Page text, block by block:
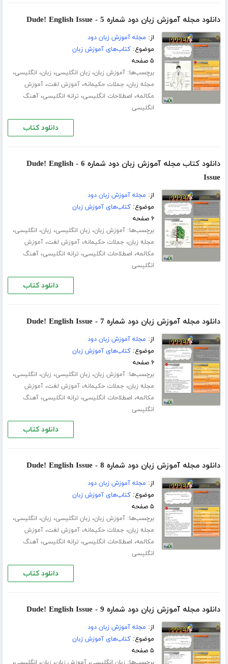
دانلود مجله آموزش زبان دود شماره 5 - Dude! English Issue
از: مجله آموزش زبان دود
موضوع:کتاب‌های آموزش زبان
۵ صفحه
برچسب‌ها:آموزش زبان، زبان انگلیسی، زبان، انگلیسی،
مجله زبان، جملات حکیمانه،آموزش لغت،آموزش
مکالمه، اصطلاحات انگلیسی، ترانه انگلیسی،آهنگ
انگلیسی
دانلود کتاب
دانلود کتاب مجله آموزش زبان دود شماره 6 - Dude! English
Issue
از: مجله آموزش زبان دود
موضوع:کتاب‌های آموزش زبان
۶ صفحه
برچسب‌ها:آموزش زبان، زبان انگلیسی، زبان، انگلیسی،
مجله زبان، جملات حکیمانه،آموزش لغت،آموزش
مکالمه، اصطلاحات انگلیسی، ترانه انگلیسی،آهنگ
انگلیسی
دانلود کتاب
دانلود مجله آموزش زبان دود شماره 7 - Dude! English Issue
از: مجله آموزش زبان دود
موضوع:کتاب‌های آموزش زبان
۶ صفحه
برچسب‌ها:آموزش زبان، زبان انگلیسی، زبان، انگلیسی،
مجله زبان، جملات حکیمانه،آموزش لغت،آموزش
مکالمه، اصطلاحات انگلیسی، ترانه انگلیسی،آهنگ
انگلیسی
دانلود کتاب
دانلود مجله آموزش زبان دود شماره 8 - Dude! English Issue
از: مجله آموزش زبان دود
موضوع:کتاب‌های آموزش زبان
۵ صفحه
برچسب‌ها:آموزش زبان، زبان انگلیسی، زبان، انگلیسی،
مجله زبان، جملات حکیمانه،آموزش لغت،آموزش
مکالمه، اصطلاحات انگلیسی، ترانه انگلیسی،آهنگ
انگلیسی
دانلود کتاب
دانلود مجله آموزش زبان دود شماره 9 - Dude! English Issue
از: مجله آموزش زبان دود
موضوع:کتاب‌های آموزش زبان
۵ صفحه